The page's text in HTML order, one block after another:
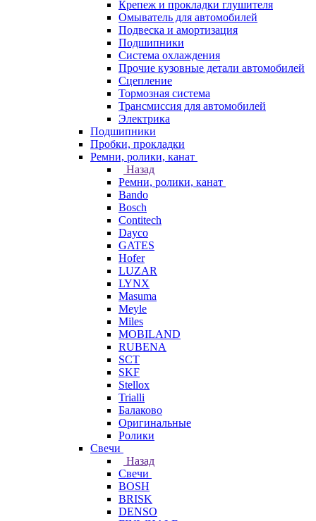
Крепеж и прокладки глушителя
Омыватель для автомобилей
Подвеска и амортизация
Подшипники
Система охлаждения
Прочие кузовные детали автомобилей
Сцепление
Тормозная система
Трансмиссия для автомобилей
Электрика
Подшипники
Пробки, прокладки
Ремни, ролики, канат
Назад
Ремни, ролики, канат
Bando
Bosch
Contitech
Dayco
GATES
Hofer
LUZAR
LYNX
Masuma
Meyle
Miles
MOBILAND
RUBENA
SCT
SKF
Stellox
Trialli
Балаково
Оригинальные
Ролики
Свечи
Назад
Свечи
BOSH
BRISK
DENSO